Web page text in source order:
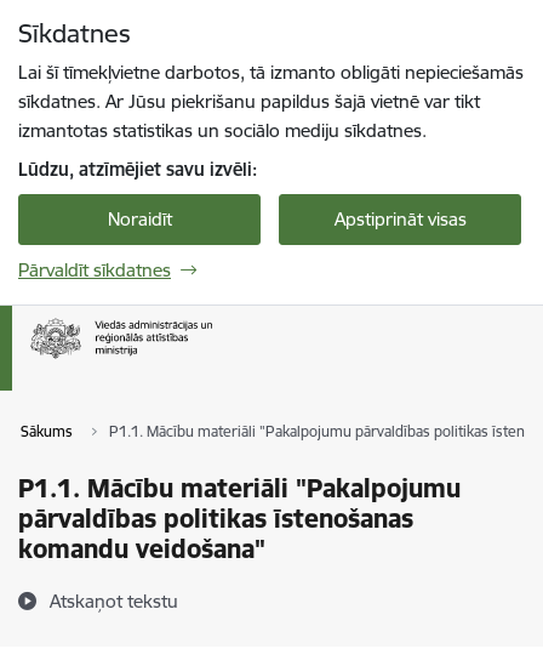
Sīkdatnes
Lai šī tīmekļvietne darbotos, tā izmanto obligāti nepieciešamās
sīkdatnes. Ar Jūsu piekrišanu papildus šajā vietnē var tikt
izmantotas statistikas un sociālo mediju sīkdatnes.
Lūdzu, atzīmējiet savu izvēli:
Noraidīt Apstiprināt visas
Pārvaldīt sīkdatnes
Sākums P1.1. Mācību materiāli "Pakalpojumu pārvaldības politikas
P1.1. Mācību materiāli "Pakalpojumu
pārvaldības politikas īstenošanas
komandu veidošana"
Atskaņot tekstu